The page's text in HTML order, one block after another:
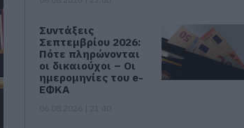
Συντάξεις
Σεπτεμβρίου 2026:
Πότε πληρώνονται
οι δικαιούχοι – Οι
ημερομηνίες του e-
ΕΦΚΑ